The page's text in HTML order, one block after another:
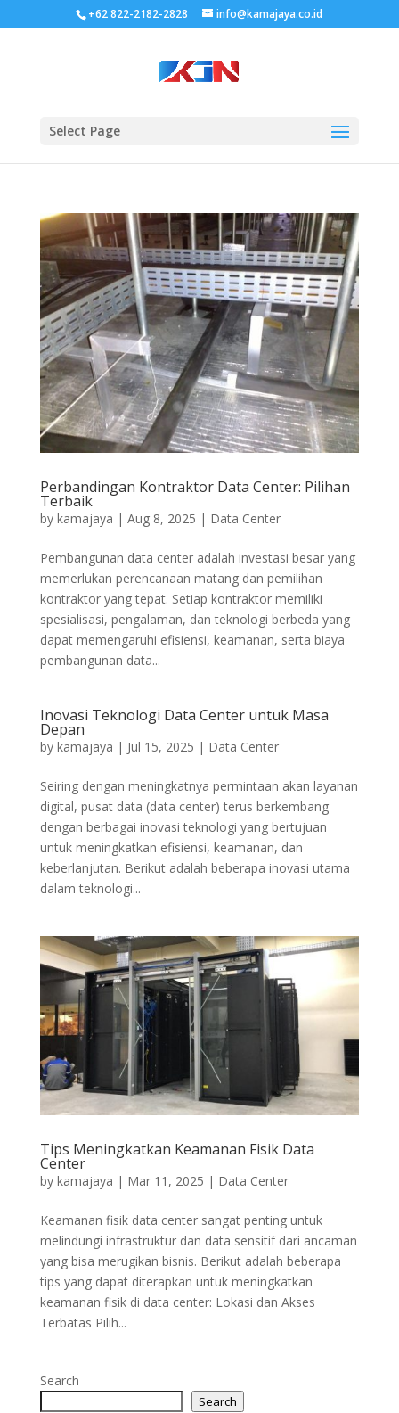
+62 822-2182-2828 info@kamajaya.co.id
Select Page
Perbandingan Kontraktor Data Center: Pilihan
Terbaik
by kamajaya | Aug 8, 2025 | Data Center
Pembangunan data center adalah investasi besar yang
memerlukan perencanaan matang dan pemilihan
kontraktor yang tepat. Setiap kontraktor memiliki
spesialisasi, pengalaman, dan teknologi berbeda yang
dapat memengaruhi efisiensi, keamanan, serta biaya
pembangunan data...
Inovasi Teknologi Data Center untuk Masa
Depan
by kamajaya | Jul 15, 2025 | Data Center
Seiring dengan meningkatnya permintaan akan layanan
digital, pusat data (data center) terus berkembang
dengan berbagai inovasi teknologi yang bertujuan
untuk meningkatkan efisiensi, keamanan, dan
keberlanjutan. Berikut adalah beberapa inovasi utama
dalam teknologi...
Tips Meningkatkan Keamanan Fisik Data
Center
by kamajaya | Mar 11, 2025 | Data Center
Keamanan fisik data center sangat penting untuk
melindungi infrastruktur dan data sensitif dari ancaman
yang bisa merugikan bisnis. Berikut adalah beberapa
tips yang dapat diterapkan untuk meningkatkan
keamanan fisik di data center: Lokasi dan Akses
Terbatas Pilih...
Search
Search